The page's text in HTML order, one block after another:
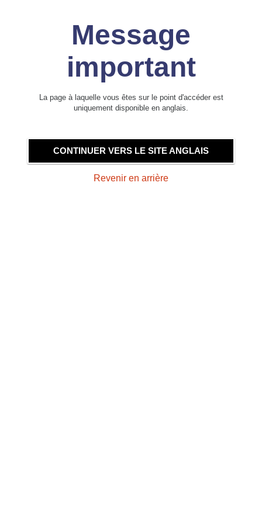
Message
important
La page à laquelle vous êtes sur le point d'accéder est
uniquement disponible en anglais.
CONTINUER VERS LE SITE ANGLAIS
Revenir en arrière